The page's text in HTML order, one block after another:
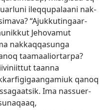
ileq­qupalaani nak­
“Ajuk­kutingaar­
Jehovamut
nak­kaq­qasunga
taamaalior­tar­pa?
taan­na
qanoq
Ima nas­suer­